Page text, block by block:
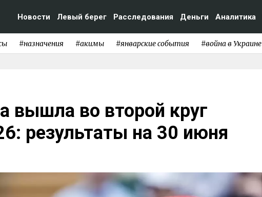
Новости Левый берег Расследования Деньги Аналитика
#назначения #акимы #январские события #война в Украине
вышла во второй круг
результаты на 30 июня